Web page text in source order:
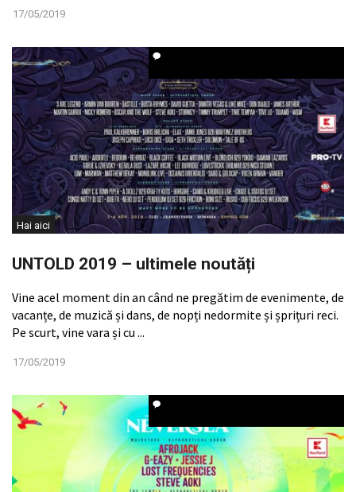
17/05/2019
Hai aici
UNTOLD 2019 – ultimele noutăți
Vine acel moment din an când ne pregătim de evenimente, de
vacanțe, de muzică și dans, de nopți nedormite și șprițuri reci.
Pe scurt, vine vara și cu ...
17/05/2019